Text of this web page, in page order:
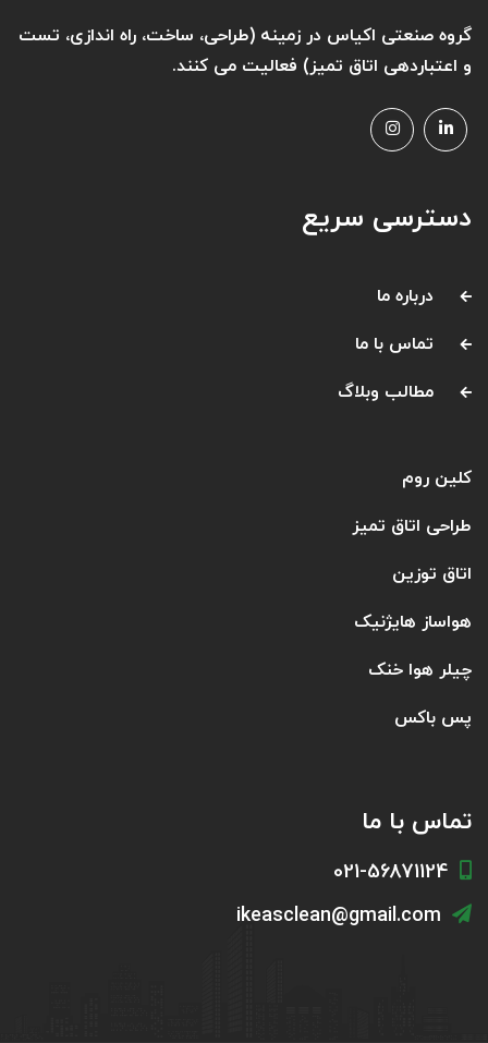
گروه صنعتی اکیاس در زمینه (طراحی، ساخت، راه اندازی، تست
و اعتباردهی اتاق تمیز) فعالیت می کنند.
دسترسی سریع
درباره ما
تماس با ما
مطالب وبلاگ
کلین روم
طراحی اتاق تمیز
اتاق توزین
هواساز هایژنیک
چیلر هوا خنک
پس باکس
تماس با ما
021-56871124
ikeasclean@gmail.com